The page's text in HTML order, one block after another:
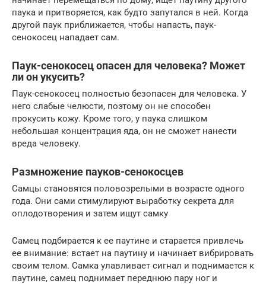
паука и притворяется, как будто запутался в ней. Когда
другой паук приближается, чтобы напасть, паук-
сенокосец нападает сам.
Паук-сенокосец опасен для человека? Может
ли он укусить?
Паук-сенокосец полностью безопасен для человека. У
него слабые челюсти, поэтому он не способен
прокусить кожу. Кроме того, у паука слишком
небольшая концентрация яда, он не сможет нанести
вреда человеку.
Размножение пауков-сенокосцев
Самцы становятся половозрелыми в возрасте одного
года. Они сами стимулируют выработку секрета для
оплодотворения и затем ищут самку
Самец подбирается к ее паутине и старается привлечь
ее внимание: встает на паутину и начинает вибрировать
своим телом. Самка улавливает сигнал и поднимается к
паутине, самец поднимает переднюю пару ног и